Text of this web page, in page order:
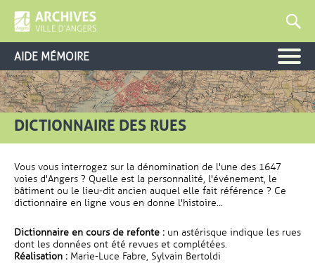
AIDE MÉMOIRE
DICTIONNAIRE DES RUES
Vous vous interrogez sur la dénomination de l'une des 1647
voies d'Angers ? Quelle est la personnalité, l'événement, le
bâtiment ou le lieu-dit ancien auquel elle fait référence ? Ce
dictionnaire en ligne vous en donne l'histoire...
Dictionnaire en cours de refonte : un astérisque indique les rues
dont les données ont été revues et complétées.
Réalisation : Marie-Luce Fabre, Sylvain Bertoldi